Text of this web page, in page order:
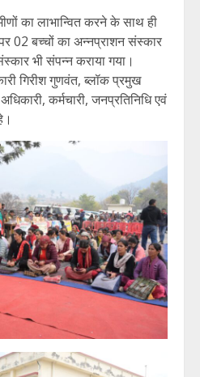
का लाभान्वित करने के साथ ही
02 बच्चों का अन्नप्राशन संस्कार
भी संपन्न कराया गया।
गिरीश गुणवंत, ब्लॉक प्रमुख
कर्मचारी, जनप्रतिनिधि एवं